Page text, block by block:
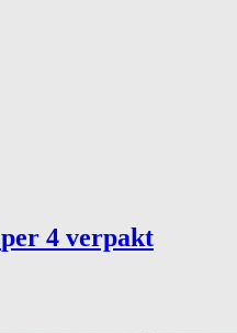
per 4 verpakt